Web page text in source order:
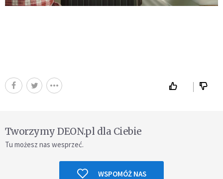
Tworzymy DEON.pl dla Ciebie
Tu możesz nas wesprzeć.
WSPOMÓŻ NAS